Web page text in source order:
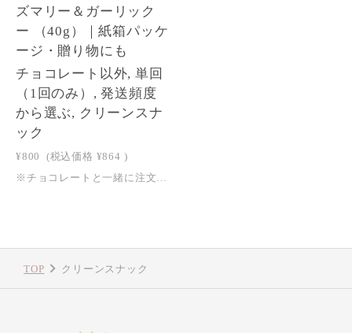
ズマリー＆ガーリック
ー （40g）｜紙箱パッケ
ージ・贈り物にも
チョコレート以外, 単回
（1回のみ）, 発送頻度
から選ぶ, クリーンスナ
ック
¥800 (税込価格 ¥864 )
※チョコレートと一緒に注文された場合はクール便でのお届けとなります。ご注文後に弊社にてクール便送料に変更させていただきます。 クール便送料はこちらからご確認ください＞＞ハーブ香る、止まらない美味しさ。生のナッツを時間をかけて浸水発芽処理することで、酵素・GABA・ビタミンなどの栄養を最大に高めた発芽ナッツ。日々をととのえる習慣に、そして大切な方への贈りものにも選ばれている、welltyのクリーン・スナックです。添加物も使用せず、ナチュラルな材料のみで止まらない美味しさを実現。発芽アーモンドに、しっかりめのガーリックやローズマリー・タイムなどハーブで仕上げたイタリアンフレーバーです。日々のおやつタイムや、ワインやハイボールなどお酒のおともにも・・・。パスタや魚料理のアクセントとしてもおすすめです。※クリーン・・・添加物や化学調味料を使用しておらず、できる限り自然に近い状態のもの発芽ナッツとは発芽ナッツとは、ナッツを発芽させる工程を経て生まれた、新しいナッツのかたち。時間をかけて丁寧に処理することで、ナッツに含まれる酵素や栄養素が活性化し、まろやかな味わいに仕上がります。火を通さず丁寧に発芽させることで、酵素やGABA値などの栄養価がさらに高まっています。 【カラダに嬉しいポイント】 ①発芽ナッツで、栄養価と消化吸収性をアップ ②17種類のスパイス＆ハーブを贅沢にブレンド③白砂糖・保存料・添加物は不使用 【エシカルポイント】 ①1袋につき5円を、児童労働撤廃、動物福祉、森林再生に取り組む団体に寄付しています。 ②透明袋は、自然界で水と二酸化炭素に分解される植物由来の生分解性セルロースフィルムを使用しております。③紙箱は、再生紙70％を含む森林認証紙を使用しています。【商品詳細】原材料：発芽アーモンド、ピスタチオ、有機ねぎ、有機にんにく、有機オリーブオイル、有機岩塩、有機ローズマリー、有機タマネギ、有機タイム、有機ブラックペッパー、有機カイエン内容量：40g特定原材料28品目：アーモンド保存方法：直射日光、高温多湿を避け、冷暗所で保存してください。賞味期限：2026/09/30※入っているナッツの種類・割合は、袋ごとに異なります。※本製品は牛乳・ピーナッツ・大豆・落花生を扱う工場で作られております。※開封後はお早めにお召し上がりください。
TOP クリーンスナック